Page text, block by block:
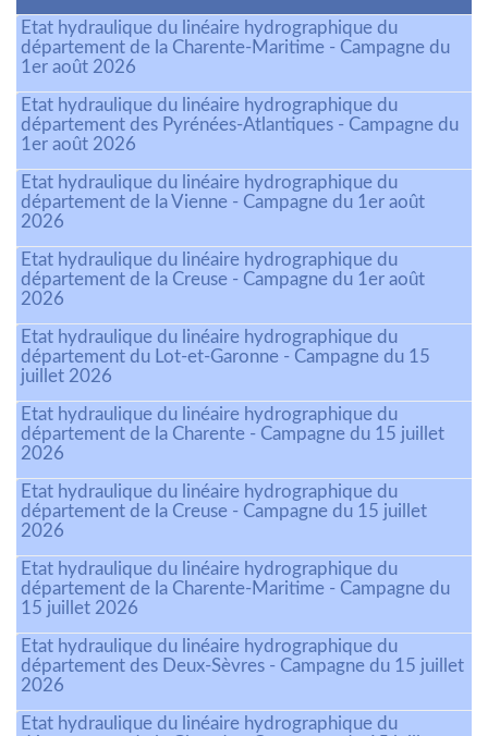
Etat hydraulique du linéaire hydrographique du
département de la Charente-Maritime - Campagne du
1er août 2026
Etat hydraulique du linéaire hydrographique du
département des Pyrénées-Atlantiques - Campagne du
1er août 2026
Etat hydraulique du linéaire hydrographique du
département de la Vienne - Campagne du 1er août
2026
Etat hydraulique du linéaire hydrographique du
département de la Creuse - Campagne du 1er août
2026
Etat hydraulique du linéaire hydrographique du
département du Lot-et-Garonne - Campagne du 15
juillet 2026
Etat hydraulique du linéaire hydrographique du
département de la Charente - Campagne du 15 juillet
2026
Etat hydraulique du linéaire hydrographique du
département de la Creuse - Campagne du 15 juillet
2026
Etat hydraulique du linéaire hydrographique du
département de la Charente-Maritime - Campagne du
15 juillet 2026
Etat hydraulique du linéaire hydrographique du
département des Deux-Sèvres - Campagne du 15 juillet
2026
Etat hydraulique du linéaire hydrographique du